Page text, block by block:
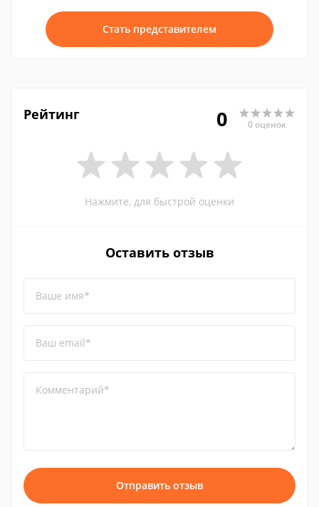
Стать представителем
Рейтинг 0 0 оценок
Нажмите, для быстрой оценки
Оставить отзыв
Ваше имя*
Ваш email*
Комментарий*
Отправить отзыв